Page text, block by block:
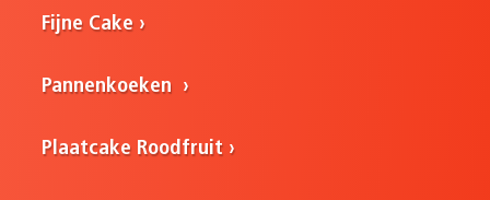
Fijne Cake
Pannenkoeken
Plaatcake Roodfruit